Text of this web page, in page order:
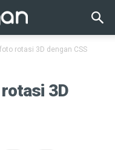
rotasi 3D dengan CSS
3D